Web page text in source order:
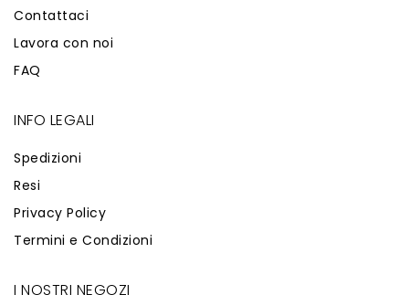
Contattaci
Lavora con noi
FAQ
INFO LEGALI
Spedizioni
Resi
Privacy Policy
Termini e Condizioni
I NOSTRI NEGOZI